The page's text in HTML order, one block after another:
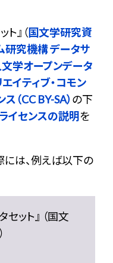
ト 』（国文学研究資
研究機構 データサ
学オープンデータ
エイティブ・コモン
（CC BY-SA） の下
ライセンスの説明を
は、例えば以下の
ット』 （国文